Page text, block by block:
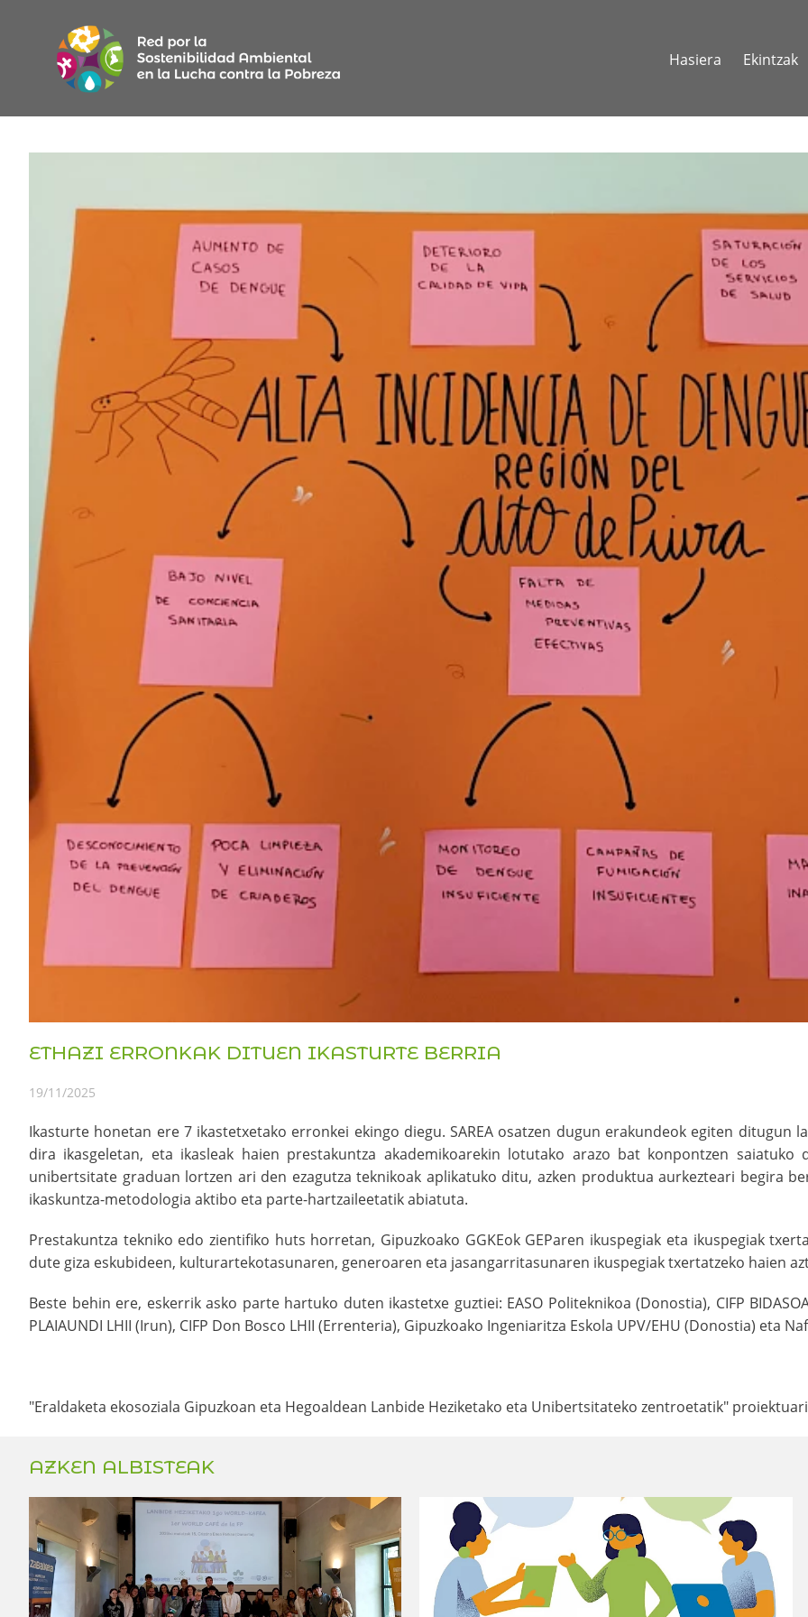
Hasiera Ekintzak
ETHAZI ERRONKAK DITUEN IKASTURTE BERRIA
19/11/2025
Ikasturte honetan ere 7 ikastetxetako erronkei ekingo diegu. SAREA osatzen dugun erakundeok egiten ditugun
dira ikasgeletan, eta ikasleak haien prestakuntza akademikoarekin lotutako arazo bat konpontzen saiatuko
unibertsitate graduan lortzen ari den ezagutza teknikoak aplikatuko ditu, azken produktua aurkezteari begira
ikaskuntza-metodologia aktibo eta parte-hartzaileetatik abiatuta.
Prestakuntza tekniko edo zientifiko huts horretan, Gipuzkoako GGKEok GEParen ikuspegiak eta ikuspegiak
dute giza eskubideen, kulturartekotasunaren, generoaren eta jasangarritasunaren ikuspegiak txertatzeko haien
Beste behin ere, eskerrik asko parte hartuko duten ikastetxe guztiei: EASO Politeknikoa (Donostia), CIFP
PLAIAUNDI LHII (Irun), CIFP Don Bosco LHII (Errenteria), Gipuzkoako Ingeniaritza Eskola UPV/EHU (Donostia) eta
"Eraldaketa ekosoziala Gipuzkoan eta Hegoaldean Lanbide Heziketako eta Unibertsitateko zentroetatik"
AZKEN ALBISTEAK